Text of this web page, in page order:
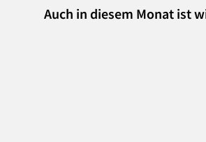
Auch in diesem Monat ist